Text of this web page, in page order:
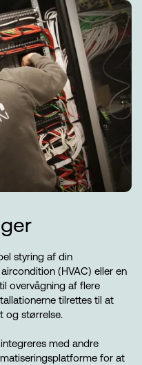
styring af din
(HVAC) eller en
overvågning af flere
tilrettes til at
og størrelse.
med andre
for at